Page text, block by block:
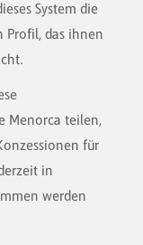
System die
Profil, das ihnen
Menorca teilen,
für
in
werden